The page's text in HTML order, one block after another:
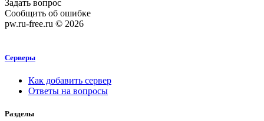
Задать вопрос
Сообщить об ошибке
pw.ru-free.ru © 2026
Серверы
Как добавить сервер
Ответы на вопросы
Разделы